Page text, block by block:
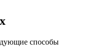
способы